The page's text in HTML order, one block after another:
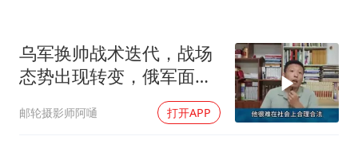
“开学三件套”全线暴涨
奋力开创中国式现代化建设新局面
乌军换帅战术迭代，战场
态势出现转变，俄军面临
邮轮摄影师阿嗵 打开APP